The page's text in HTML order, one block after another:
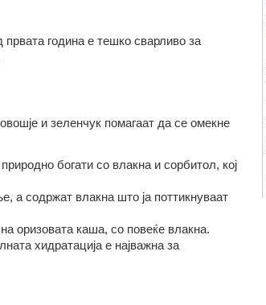
година е тешко сварливо за
и зеленчук помагаат да се омекне
богати со влакна и сорбитол, кој
а содржат влакна што ја поттикнуваат
оризовата каша, со повеќе влакна.
хидратација е најважна за